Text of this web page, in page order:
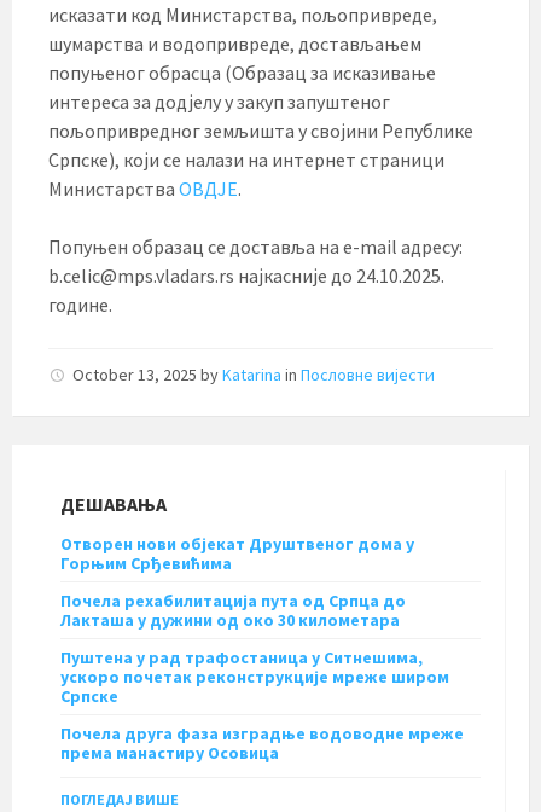
исказати код Министарства, пољопривреде,
шумарства и водопривреде, достављањем
попуњеног обрасца (Образац за исказивање
интереса за додјелу у закуп запуштеног
пољопривредног земљишта у својини Републике
Српске), који се налази на интернет страници
Министарства ОВДЈЕ.
Попуњен образац се доставља на e-mail адресу:
b.celic@mps.vladars.rs најкасније до 24.10.2025.
године.
October 13, 2025 byKatarina in Пословне вијести
ДЕШАВАЊА
Отворен нови објекат Друштвеног дома у
Горњим Срђевићима
Почела рехабилитација пута од Српца до
Лакташа у дужини од око 30 километара
Пуштена у рад трафостаница у Ситнешима,
ускоро почетак реконструкције мреже широм
Српске
Почела друга фаза изградње водоводне мреже
према манастиру Осовица
ПОГЛЕДАЈ ВИШЕ